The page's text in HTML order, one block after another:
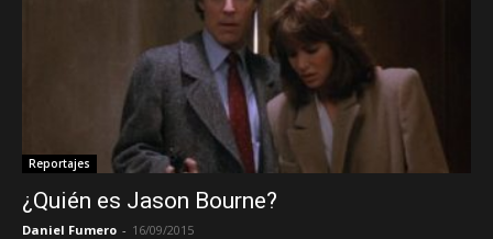
Reportajes
¿Quién es Jason Bourne?
Daniel Fumero - 16/09/2015